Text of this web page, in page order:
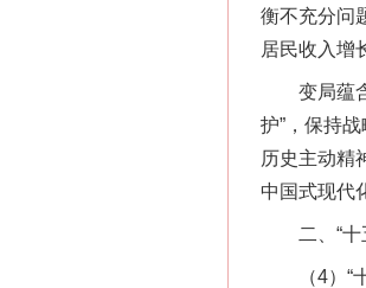
衡不充分问
居民收入增
变局蕴含
护”，保持
历史主动精
中国式现代
二、“十五
（4）“十